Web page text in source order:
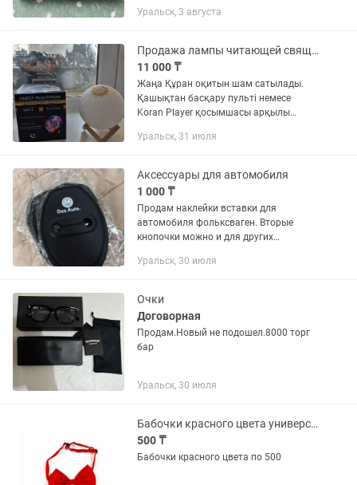
предоплате возможна доставка.
Уральск, 3 августа
Продажа лампы читающей священный Коран
11 000 ₸
Жаңа Құран оқитын шам сатылады.
Қашықтан басқару пульті немесе
Koran Player қосымшасы арқылы
қариларының оқуы, мағыналық
жарықтың 10...
Уральск, 31 июля
Аксессуары для автомобиля
1 000 ₸
Продам наклейки вставки для
автомобиля фольксваген. Вторые
кнопочки можно и для других
ключей фольксваген. Первые и вторые
Уральск, 30 июля
Очки
Договорная
Продам.Новый не подошел.8000 торг
бар
Уральск, 30 июля
Бабочки красного цвета универсальные
500 ₸
Бабочки красного цвета по 500